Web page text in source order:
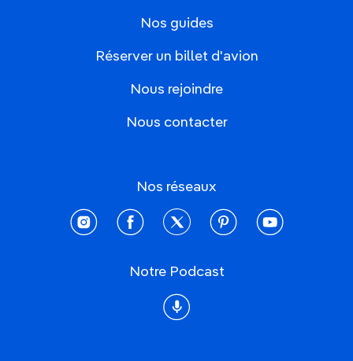
Nos guides
Réserver un billet d'avion
Nous rejoindre
Nous contacter
Nos réseaux
instagramfacebooktwitter pinterestyoutube
Notre Podcast
Podcast